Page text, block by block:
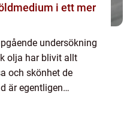
undersökning
olja har blivit allt
och skönhet de
är egentligen